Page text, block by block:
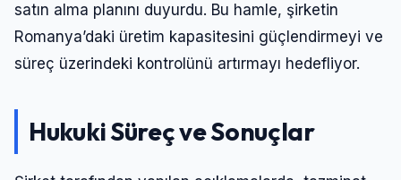
satın alma planını duyurdu. Bu hamle, şirketin
Romanya’daki üretim kapasitesini güçlendirmeyi ve
süreç üzerindeki kontrolünü artırmayı hedefliyor.
Hukuki Süreç ve Sonuçlar